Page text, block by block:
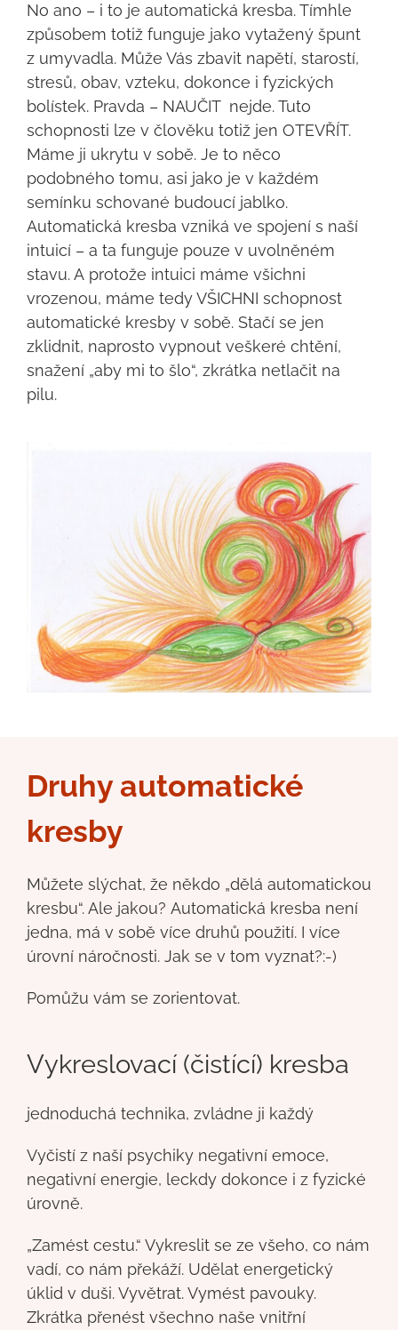
No ano – i to je automatická kresba. Tímhle
způsobem totiž funguje jako vytažený špunt
z umyvadla. Může Vás zbavit napětí, starostí,
stresů, obav, vzteku, dokonce i fyzických
bolístek. Pravda – NAUČIT nejde. Tuto
schopnosti lze v člověku totiž jen OTEVŘÍT.
Máme ji ukrytu v sobě. Je to něco
podobného tomu, asi jako je v každém
semínku schované budoucí jablko.
Automatická kresba vzniká ve spojení s naší
intuicí – a ta funguje pouze v uvolněném
stavu. A protože intuici máme všichni
vrozenou, máme tedy VŠICHNI schopnost
automatické kresby v sobě. Stačí se jen
zklidnit, naprosto vypnout veškeré chtění,
snažení „aby mi to šlo“, zkrátka netlačit na
pilu.
Druhy automatické
kresby
Můžete slýchat, že někdo „dělá automatickou
kresbu“. Ale jakou? Automatická kresba není
jedna, má v sobě více druhů použití. I více
úrovní náročnosti. Jak se v tom vyznat?:-)
Pomůžu vám se zorientovat.
Vykreslovací (čistící) kresba
jednoduchá technika, zvládne ji každý
Vyčistí z naší psychiky negativní emoce,
negativní energie, leckdy dokonce i z fyzické
úrovně.
„Zamést cestu.“ Vykreslit se ze všeho, co nám
vadí, co nám překáží. Udělat energetický
úklid v duši. Vyvětrat. Vymést pavouky.
Zkrátka přenést všechno naše vnitřní